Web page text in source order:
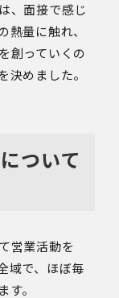
、面接で感じ
量に触れ、
創っていくの
決めました。
ついて
営業活動を
域で、ほぼ毎
。